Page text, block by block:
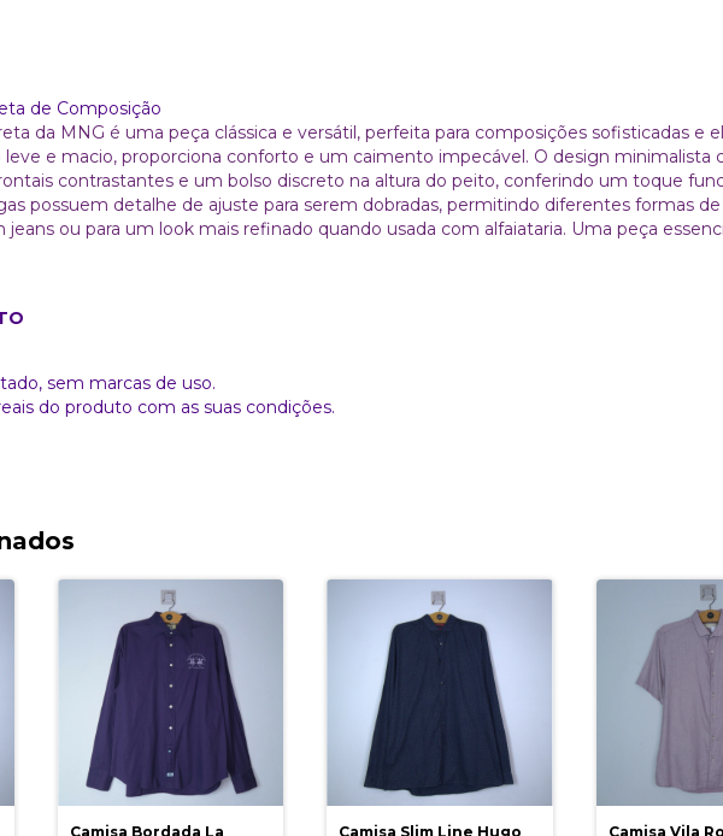
de Composição
da MNG é uma peça clássica e versátil, perfeita para composições sofisticadas e
e macio, proporciona conforto e um caimento impecável. O design minimalista
contrastantes e um bolso discreto na altura do peito, conferindo um toque
possuem detalhe de ajuste para serem dobradas, permitindo diferentes formas de
jeans ou para um look mais refinado quando usada com alfaiataria. Uma peça
sem marcas de uso.
do produto com as suas condições.
Camisa Bordada La
Camisa Slim Line Hugo
Camisa Vila